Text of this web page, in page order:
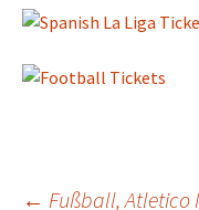
← Fußball, Atletico